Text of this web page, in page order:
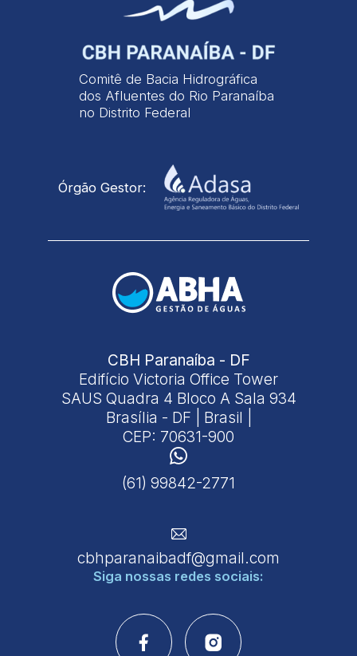
Comitê de Bacia Hidrográfica
dos Afluentes do Rio Paranaíba
no Distrito Federal
Órgão Gestor:
CBH Paranaíba - DF
Edifício Victoria Office Tower
SAUS Quadra 4 Bloco A Sala 934
Brasília - DF | Brasil |
CEP: 70631-900
(61) 99842-2771
cbhparanaibadf@gmail.com
Siga nossas redes sociais: